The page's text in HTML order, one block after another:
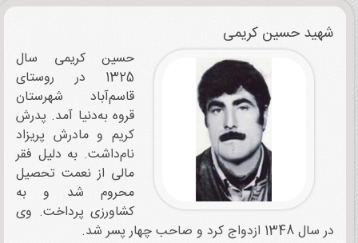
شهید حسین کریمی
حسین کریمی سال
1325 در روستای
قاسم‌آباد شهرستان
قروه به‌دنیا آمد. پدرش
کریم و مادرش پریزاد
نام‌داشت. به دلیل فقر
مالی از نعمت تحصیل
محروم شد و به
کشاورزی پرداخت. وی
در سال 1348 ازدواج کرد و صاحب چهار پسر شد.